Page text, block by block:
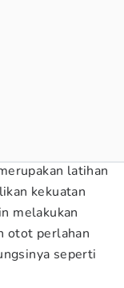
latihan
kekuatan
melakukan
otot perlahan
seperti